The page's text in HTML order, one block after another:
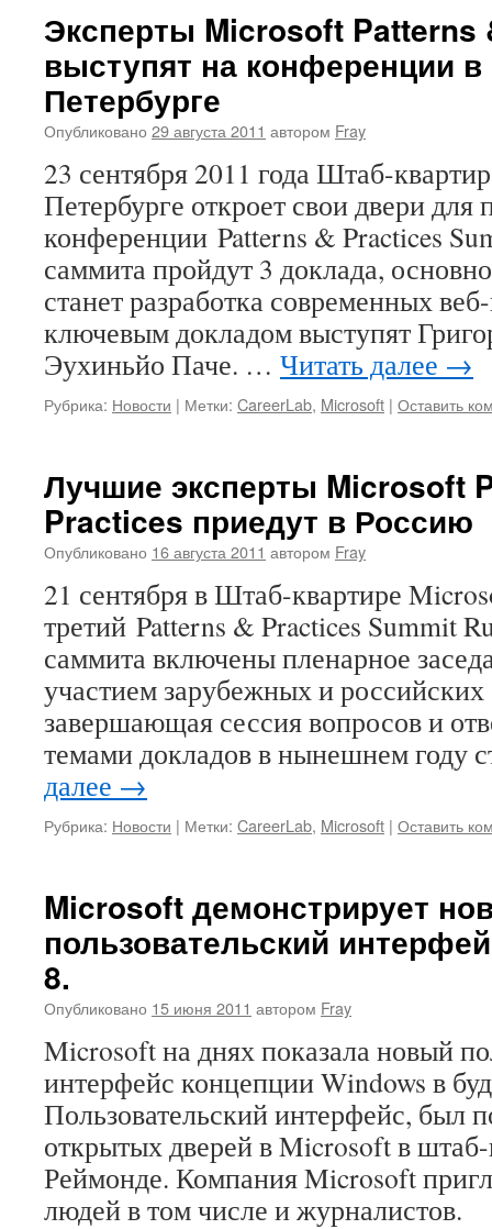
Эксперты Microsoft Patterns
выступят на конференции в
Петербурге
Опубликовано 29 августа 2011 автором Fray
23 сентября 2011 года Штаб-
Петербурге откроет свои двери для
конференции Patterns & Practices
саммита пройдут 3 доклада,
станет разработка современных
ключевым докладом выступят
Эухиньйо Паче. … Читать далее →
Рубрика: Новости | Метки: CareerLab, Microsoft | Оставить
Лучшие эксперты Microsoft
Practices приедут в Россию
Опубликовано 16 августа 2011 автором Fray
21 сентября в Штаб-квартире
третий Patterns & Practices Summit
саммита включены пленарное
участием зарубежных и российских
завершающая сессия вопросов и
темами докладов в нынешнем году
далее →
Рубрика: Новости | Метки: CareerLab, Microsoft | Оставить
Microsoft демонстрирует
пользовательский
8.
Опубликовано 15 июня 2011 автором Fray
Microsoft на днях показала новый
интерфейс концепции Windows в
Пользовательский интерфейс, был
открытых дверей в Microsoft в
Реймонде. Компания Microsoft
людей в том числе и журналистов.